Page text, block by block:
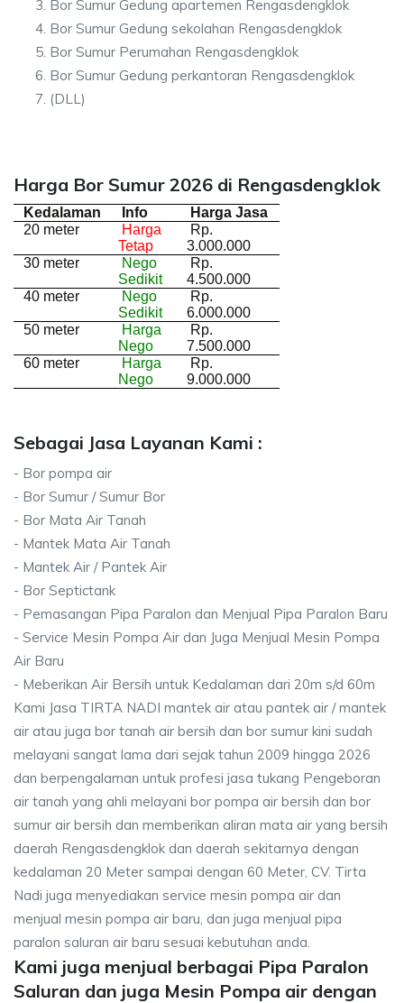
Bor Sumur Gedung apartemen Rengasdengklok
Bor Sumur Gedung sekolahan Rengasdengklok
Bor Sumur Perumahan Rengasdengklok
Bor Sumur Gedung perkantoran Rengasdengklok
(DLL)
Harga Bor Sumur 2026 di Rengasdengklok
Kedalaman Info
Harga Jasa
20 meter
Harga
Tetap
Rp.
3.000.000
30 meter
Nego
Sedikit
Rp.
4.500.000
40 meter
Nego
Sedikit
Rp.
6.000.000
50 meter
Harga
Nego
Rp.
7.500.000
60 meter
Harga
Nego
Rp.
9.000.000
Sebagai Jasa Layanan Kami :
- Bor pompa air
- Bor Sumur / Sumur Bor
- Bor Mata Air Tanah
- Mantek Mata Air Tanah
- Mantek Air / Pantek Air
- Bor Septictank
- Pemasangan Pipa Paralon dan Menjual Pipa Paralon Baru
- Service Mesin Pompa Air dan Juga Menjual Mesin Pompa
Air Baru
- Meberikan Air Bersih untuk Kedalaman dari 20m s/d 60m
Kami Jasa TIRTA NADI mantek air atau pantek air / mantek
air atau juga bor tanah air bersih dan bor sumur kini sudah
melayani sangat lama dari sejak tahun 2009 hingga 2026
dan berpengalaman untuk profesi jasa tukang Pengeboran
air tanah yang ahli melayani bor pompa air bersih dan bor
sumur air bersih dan memberikan aliran mata air yang bersih
daerah Rengasdengklok dan daerah sekitarnya dengan
kedalaman 20 Meter sampai dengan 60 Meter, CV. Tirta
Nadi juga menyediakan service mesin pompa air dan
menjual mesin pompa air baru, dan juga menjual pipa
paralon saluran air baru sesuai kebutuhan anda.
Kami juga menjual berbagai Pipa Paralon
Saluran dan juga Mesin Pompa air dengan